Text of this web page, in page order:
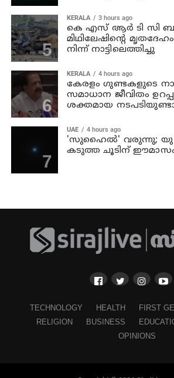
KERALA 3 hours ago
കെ എസ് ആര്‍ ടി സി
മിഥിലേഷിന്റെ
നിന്ന് നാട്ടിലെത്തിച്ചു
KERALA 4 hours ago
കേരളം ഗുണ്ടകളുടെ
സമാധാന ജീവിതം
ശക്തമായ
UAE 4 hours ago
'സുഹൈല്‍' വരുന്നു; യു
കടുത്ത ചൂടിന്
TECHNOLOGY HEALTH FIRST
RELIGION
BUSINESS
OPINIONS